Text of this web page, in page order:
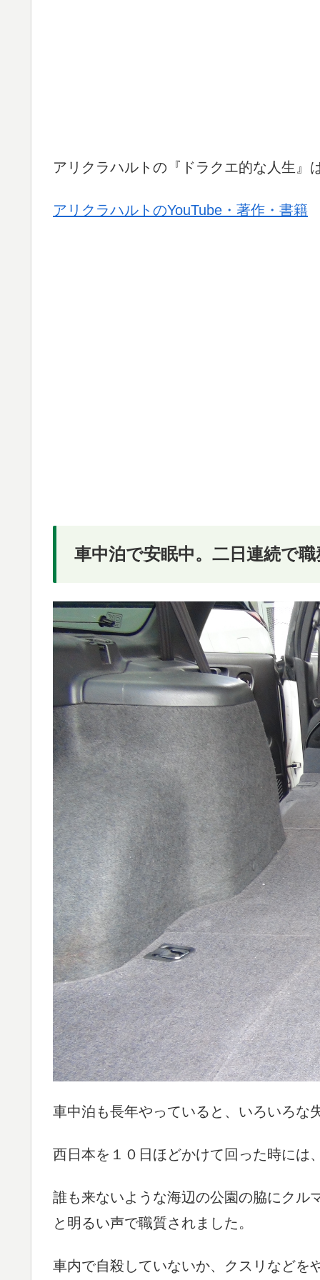
アリクラハルトの『ドラクエ的な人生』
アリクラハルトのYouTube・著作・書籍
車中泊で安眠中。二日連続で
車中泊も長年やっていると、いろいろな
西日本を１０日ほどかけて回った時には
誰も来ないような海辺の公園の脇にクル
と明るい声で職質されました。
車内で自殺していないか、クスリなどを